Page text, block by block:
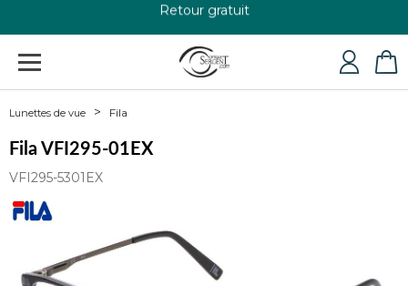
+33 4 79 24 76 84
Lunettes de vue Fila
Fila VFI295-01EX
VFI295-5301EX